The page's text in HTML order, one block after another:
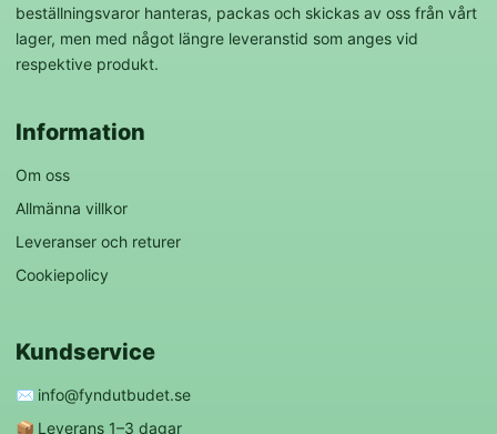
beställningsvaror hanteras, packas och skickas av oss från vårt
lager, men med något längre leveranstid som anges vid
respektive produkt.
Information
Om oss
Allmänna villkor
Leveranser och returer
Cookiepolicy
Kundservice
✉️ info@fyndutbudet.se
📦 Leverans 1–3 dagar